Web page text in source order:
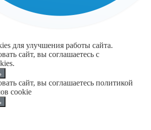
для улучшения работы сайта.
сайт, вы соглашаетесь с
сайт, вы соглашаетесь политикой
cookie